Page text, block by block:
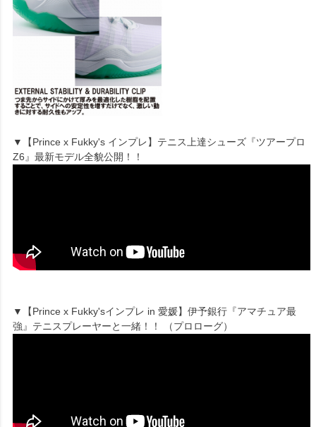
▼【Prince x Fukky's インプレ】テニス上達シューズ『ツアープロ
Z6』最新モデル全貌公開！！
▼【Prince x Fukky'sインプレ in 愛媛】伊予銀行『アマチュア最
強』テニスプレーヤーと一緒！！ （プロローグ）